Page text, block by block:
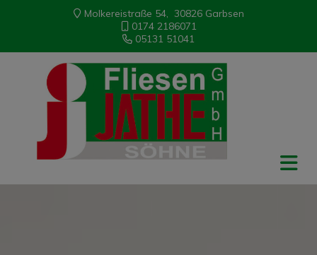
Molkereistraße 54, 30826 Garbsen
0174 2186071
05131 51041